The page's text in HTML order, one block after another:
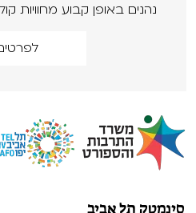
נהנים באופן קבוע מחוויות
סינמטק תל אביב